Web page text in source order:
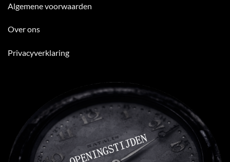
Algemene voorwaarden
Over ons
Privacyverklaring